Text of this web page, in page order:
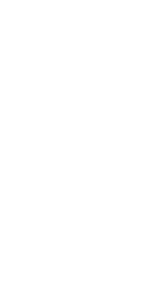
En aquesta
de Tost, una
Seguirem al
del Vi
propis.
formatge
fins a la